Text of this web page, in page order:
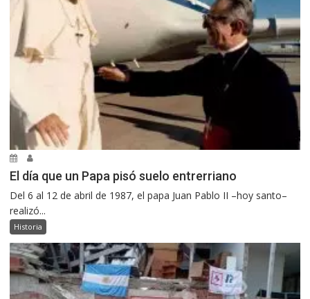
El día que un Papa pisó suelo entrerriano
Del 6 al 12 de abril de 1987, el papa Juan Pablo II –hoy santo–
realizó...
Historia